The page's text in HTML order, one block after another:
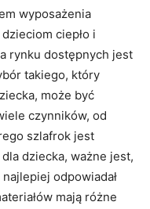
wyposażenia
ciepło i
rynku dostępnych jest
takiego, który
może być
czynników, od
szlafrok jest
dziecka, ważne jest,
odpowiadał
mają różne